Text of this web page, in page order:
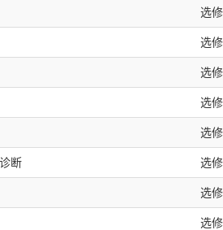
选修
选修
选修
选修
选修
断 选修
选修
选修